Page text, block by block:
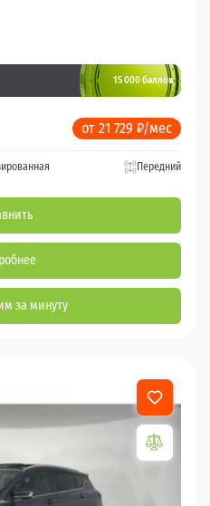
15 000 баллов
от 21 729 ₽/мес
Передний
за минуту